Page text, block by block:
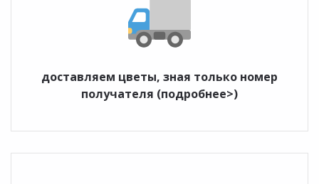
доставляем цветы, зная только номер
получателя (подробнее>)